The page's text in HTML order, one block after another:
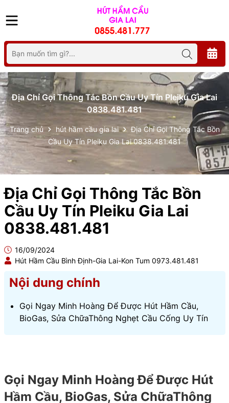
Địa Chỉ Gọi Thông Tắc Bồn Cầu Uy Tín Pleiku Gia Lai
0838.481.481
Trang chủ hút hầm cầu gia lai
Địa Chỉ Gọi Thông Tắc Bồn
Cầu Uy Tín Pleiku Gia Lai 0838.481.481
Địa Chỉ Gọi Thông Tắc Bồn
Cầu Uy Tín Pleiku Gia Lai
0838.481.481
16/09/2024
Hút Hầm Cầu Bình Định-Gia Lai-Kon Tum 0973.481.481
Nội dung chính
Gọi Ngay Minh Hoàng Để Được Hút Hầm Cầu,
BioGas, Sửa ChữaThông Nghẹt Cầu Cống Uy Tín
Gọi Ngay Minh Hoàng Để Được Hút
Hầm Cầu, BioGas, Sửa ChữaThông